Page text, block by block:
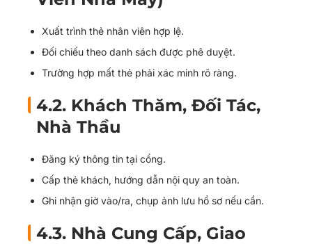
Xuất trình thẻ nhân viên hợp lệ.
Đối chiếu theo danh sách được phê duyệt.
Trường hợp mất thẻ phải xác minh rõ ràng.
4.2. Khách Thăm, Đối Tác,
Nhà Thầu
Đăng ký thông tin tại cổng.
Cấp thẻ khách, hướng dẫn nội quy an toàn.
Ghi nhận giờ vào/ra, chụp ảnh lưu hồ sơ nếu cần.
4.3. Nhà Cung Cấp, Giao